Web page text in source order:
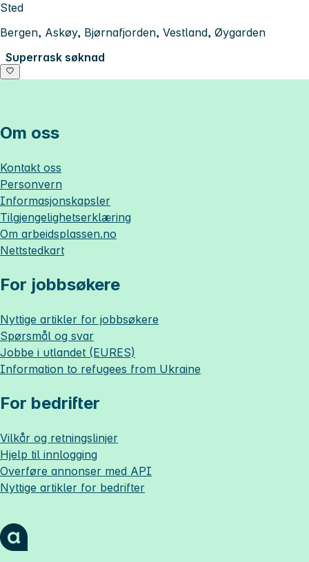
Sted
Bergen, Askøy, Bjørnafjorden, Vestland, Øygarden
Superrask søknad
Om oss
Kontakt oss
Personvern
Informasjonskapsler
Tilgjengelighetserklæring
Om arbeidsplassen.no
Nettstedkart
For jobbsøkere
Nyttige artikler for jobbsøkere
Spørsmål og svar
Jobbe i utlandet (EURES)
Information to refugees from Ukraine
For bedrifter
Vilkår og retningslinjer
Hjelp til innlogging
Overføre annonser med API
Nyttige artikler for bedrifter